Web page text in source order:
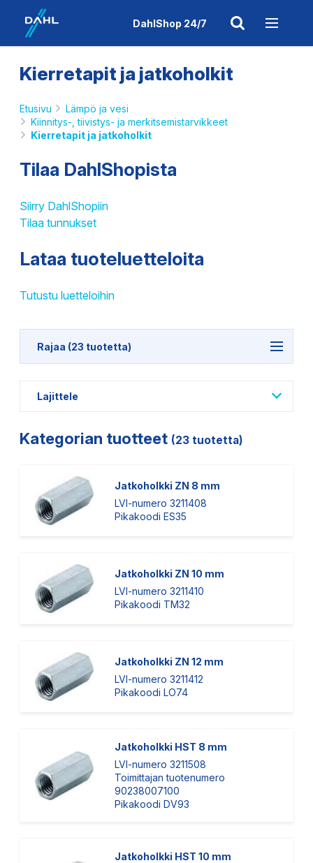
DahlShop 24/7
Kierretapit ja jatkoholkit
Etusivu
Lämpö ja vesi
Kiinnitys-, tiivistys- ja merkitsemistarvikkeet
Kierretapit ja jatkoholkit
Tilaa DahlShopista
Siirry DahlShopiin
Tilaa tunnukset
Lataa tuoteluetteloita
Tutustu luetteloihin
Rajaa (23 tuotetta)
Lajittele
Kategorian tuotteet (23 tuotetta)
Jatkoholkki ZN 8 mm
LVI-numero 3211408
Pikakoodi ES35
Jatkoholkki ZN 10 mm
LVI-numero 3211410
Pikakoodi TM32
Jatkoholkki ZN 12 mm
LVI-numero 3211412
Pikakoodi LO74
Jatkoholkki HST 8 mm
LVI-numero 3211508
Toimittajan tuotenumero
90238007100
Pikakoodi DV93
Jatkoholkki HST 10 mm